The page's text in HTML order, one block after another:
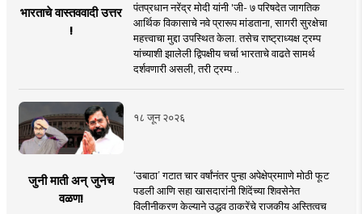
भारताचे वास्तववादी उत्तर
!
पंतप्रधान नरेंद्र मोदी यांनी 'जी- ७ परिषदेत जागतिक
आर्थिक विकासाचे नवे प्रारूप मांडताना, सागरी सुरक्षेचा
महत्त्वाचा मुद्दा उपस्थित केला. तसेच राष्ट्राध्यक्ष ट्रम्प
यांच्याशी झालेली द्विपक्षीय चर्चा भारताचे वाढते सामर्थ
दर्शवणारी असली, तरी ट्रम्प ..
१८ जून २०२६
जुनी माती अन् जुनेच
वळण!
‘उबाठा’ गटात चार वर्षांनंतर पुन्हा अपेक्षेप्रमााणे मोठी फूट
पडली आणि सहा खासदारांनी शिंदेंच्या शिवसेनेत
विलीनीकरण केल्याने उद्धव ठाकरेंचे राजकीय अस्तित्वच